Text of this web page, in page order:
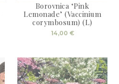
Borovnica ‘Pink
Lemonade’ (Vaccinium
corymbosum) (L)
14,00 €